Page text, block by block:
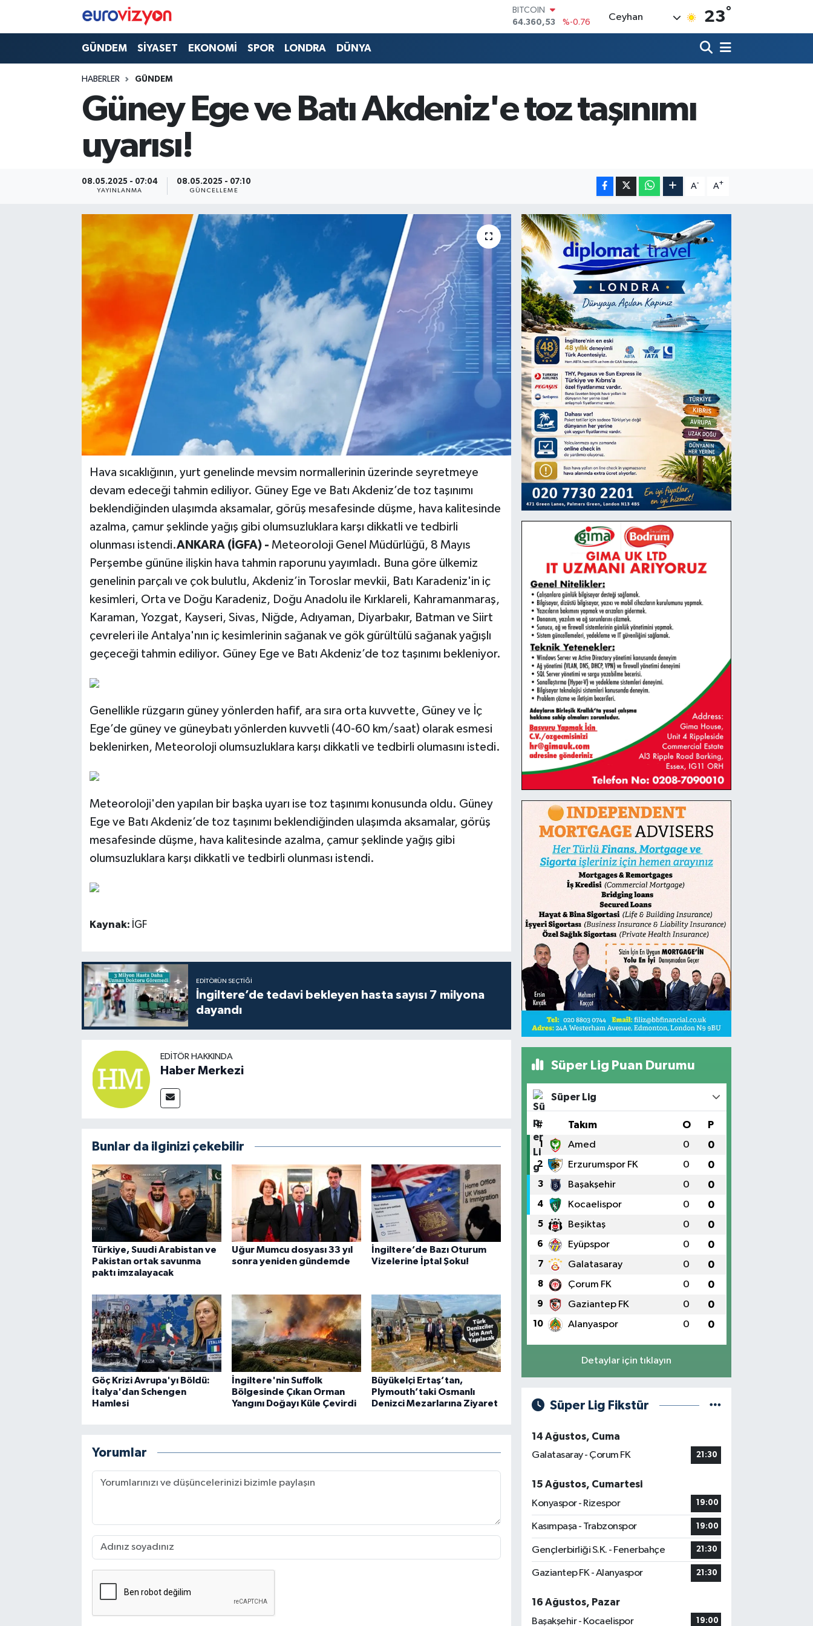
DOLAR
47,7069
%0.17
EURO
BİST100
13.887
%64
Ceyhan 23°
GÜNDEM SİYASET EKONOMİ SPOR LONDRA DÜNYA
HABERLER GÜNDEM
Güney Ege ve Batı Akdeniz'e toz taşınımı
uyarısı!
08.05.2025 - 07:04
YAYINLANMA
08.05.2025 - 07:10
GÜNCELLEME
A- A+
Hava sıcaklığının, yurt genelinde mevsim normallerinin üzerinde seyretmeye
devam edeceği tahmin ediliyor. Güney Ege ve Batı Akdeniz’de toz taşınımı
beklendiğinden ulaşımda aksamalar, görüş mesafesinde düşme, hava kalitesinde
azalma, çamur şeklinde yağış gibi olumsuzluklara karşı dikkatli ve tedbirli
olunması istendi.ANKARA (İGFA) - Meteoroloji Genel Müdürlüğü, 8 Mayıs
Perşembe gününe ilişkin hava tahmin raporunu yayımladı. Buna göre ülkemiz
genelinin parçalı ve çok bulutlu, Akdeniz’in Toroslar mevkii, Batı Karadeniz'in iç
kesimleri, Orta ve Doğu Karadeniz, Doğu Anadolu ile Kırklareli, Kahramanmaraş,
Karaman, Yozgat, Kayseri, Sivas, Niğde, Adıyaman, Diyarbakır, Batman ve Siirt
çevreleri ile Antalya'nın iç kesimlerinin sağanak ve gök gürültülü sağanak yağışlı
geçeceği tahmin ediliyor. Güney Ege ve Batı Akdeniz’de toz taşınımı bekleniyor.
Genellikle rüzgarın güney yönlerden hafif, ara sıra orta kuvvette, Güney ve İç
Ege’de güney ve güneybatı yönlerden kuvvetli (40-60 km/saat) olarak esmesi
beklenirken, Meteoroloji olumsuzluklara karşı dikkatli ve tedbirli olumasını istedi.
Meteoroloji'den yapılan bir başka uyarı ise toz taşınımı konusunda oldu. Güney
Ege ve Batı Akdeniz’de toz taşınımı beklendiğinden ulaşımda aksamalar, görüş
mesafesinde düşme, hava kalitesinde azalma, çamur şeklinde yağış gibi
olumsuzluklara karşı dikkatli ve tedbirli olunması istendi.
Kaynak: İGF
EDITÖRÜN SEÇTIĞI
İngiltere’de tedavi bekleyen hasta sayısı 7 milyona
dayandı
EDITÖR HAKKINDA
Haber Merkezi
Bunlar da ilginizi çekebilir
Türkiye, Suudi Arabistan ve
Pakistan ortak savunma
paktı imzalayacak
Uğur Mumcu dosyası 33 yıl
sonra yeniden gündemde
İngiltere’de Bazı Oturum
Vizelerine İptal Şoku!
Göç Krizi Avrupa'yı Böldü:
İtalya'dan Schengen
Hamlesi
İngiltere'nin Suffolk
Bölgesinde Çıkan Orman
Yangını Doğayı Küle Çevirdi
Büyükelçi Ertaş’tan,
Plymouth’taki Osmanlı
Denizci Mezarlarına Ziyaret
Yorumlar
Süper Lig Puan Durumu
Süper Lig
# Takım O P
1 Amed 0 0
2 Erzurumspor FK 0 0
3 Başakşehir 0 0
4 Kocaelispor 0 0
5 Beşiktaş 0 0
6 Eyüpspor 0 0
7 Galatasaray 0 0
8 Çorum FK 0 0
9 Gaziantep FK 0 0
10 Alanyaspor 0 0
Detaylar için tıklayın
Süper Lig Fikstür
14 Ağustos, Cuma
Galatasaray - Çorum FK
21:30
15 Ağustos, Cumartesi
Konyaspor - Rizespor
19:00
Kasımpaşa - Trabzonspor 19:00
Gençlerbirliği S.K. - Fenerbahçe 21:30
Gaziantep FK - Alanyaspor 21:30
16 Ağustos, Pazar
Başakşehir - Kocaelispor
19:00